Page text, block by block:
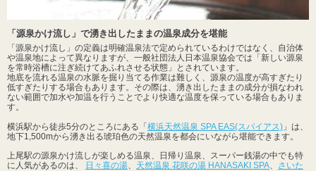
「源泉かけ流し」で湧き出したままの温泉成分を堪能
「源泉かけ流し」の定義は明確温泉法で定められているわけではなく、自治体
や温泉地によって異なりますが、一般社団法人日本温泉協会では「新しい源泉
を常時浴槽に注ぎ続けてあふれさせる状態」とされています。
地底を流れる温泉の水脈を掘り当てる作業は難しく、源泉の温度が高すぎたり
低すぎたりする場合もあります。その際は、湧き出したままの成分が損なわれ
ない範囲で加水や加温を行うことでより快適な温度を保っている場合もありま
す。
横浜駅から徒歩5分のところにある「 横浜天然温泉 SPA EAS(スパイアス) 」は、
地下1,500mから湧き出る琥珀色の天然温泉を都会にいながら堪能できます。
上尾駅の源泉かけ流しが楽しめる温泉、日帰り温泉、スーパー銭湯の中でも特
に人気があるのは、
日々喜の湯、 天然温泉 花咲の湯 HANASAKI SPA、 さいた